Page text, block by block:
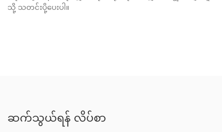
သို့ သတင်းပို့ပေးပါ။
ဆက်သွယ်ရန် လိပ်စာ